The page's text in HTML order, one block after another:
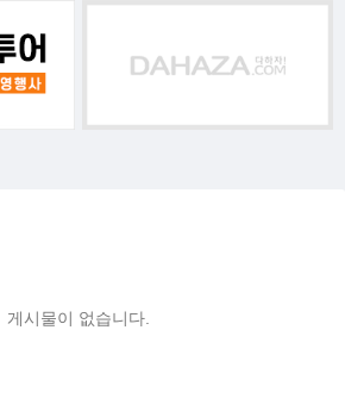
게시물이 없습니다.